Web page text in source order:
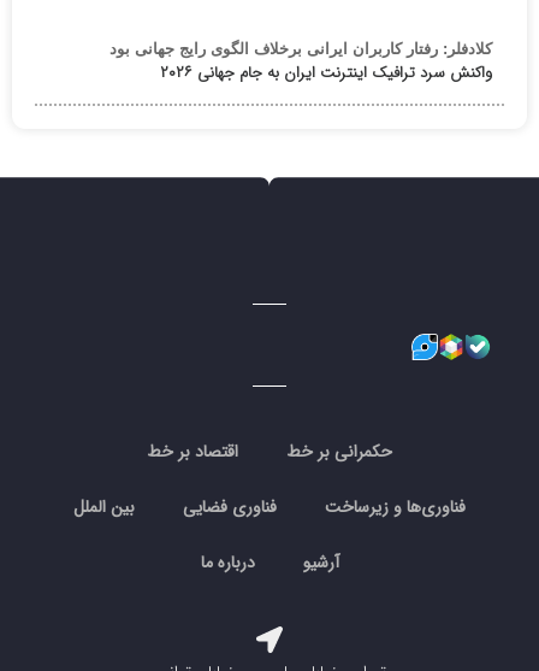
کلادفلر: رفتار کاربران ایرانی برخلاف الگوی رایج جهانی بود
واکنش سرد ترافیک اینترنت ایران به جام جهانی ۲۰۲۶
حکمرانی بر خط اقتصاد بر خط
فناوری‌ها و زیرساخت فناوری فضایی بین الملل
آرشیو درباره ما